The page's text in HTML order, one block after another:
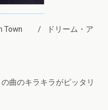
Town / ドリーム・ア
曲のキラキラがピッタリ